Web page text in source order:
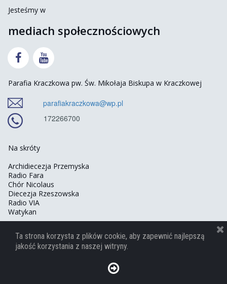
Jesteśmy w
mediach społecznościowych
 
Parafia Kraczkowa pw. Św. Mikołaja Biskupa w Kraczkowej
parafiakraczkowa@wp.pl
172266700
Na skróty
Archidiecezja Przemyska
Radio Fara
Chór Nicolaus
Diecezja Rzeszowska
Radio VIA
Watykan
Ta strona korzysta z plików cookie, aby zapewnić najlepszą
jakość korzystania z naszej witryny.